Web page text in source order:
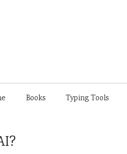
Books Typing Tools